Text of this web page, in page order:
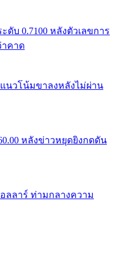
ดับ 0.7100 หลังตัวเลขการ
าคาด
นวโน้มขาลงหลังไม่ผ่าน
หลังข่าวหยุดยิงกดดัน
ลลาร์ ท่ามกลางความ